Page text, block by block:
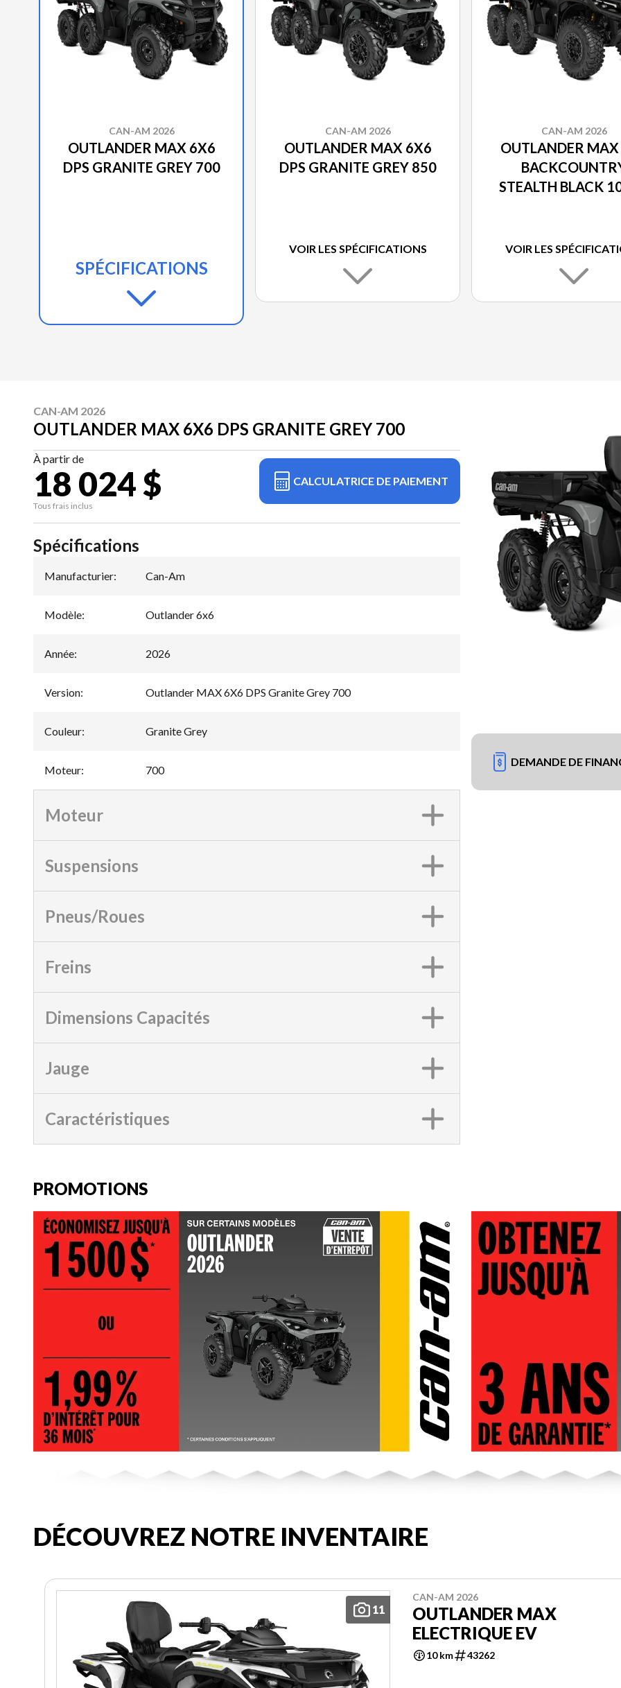
CAN-AM 2026
OUTLANDER MAX 6X6
DPS GRANITE GREY 700
SPÉCIFICATIONS
CAN-AM 2026
OUTLANDER MAX 6X6
DPS GRANITE GREY 850
VOIR LES SPÉCIFICATIONS
CAN-AM 2026
OUTLANDER
STEALTH BLACK
VOIR LES
CAN-AM 2026
OUTLANDER MAX 6X6 DPS GRANITE GREY 700
À partir de
18 024 $
Tous frais inclus
CALCULATRICE DE PAIEMENT
DEMANDE DE
Spécifications
Manufacturier: Can-Am
Modèle: Outlander 6x6
Année: 2026
Version: Outlander MAX 6X6 DPS Granite Grey 700
Couleur: Granite Grey
Moteur: 700
Moteur
Suspensions
Pneus/Roues
Freins
Dimensions Capacités
Jauge
Caractéristiques
PROMOTIONS
DÉCOUVREZ NOTRE INVENTAIRE
11
CAN-AM 2026
OUTLANDER MAX
ELECTRIQUE EV
10 km 43262